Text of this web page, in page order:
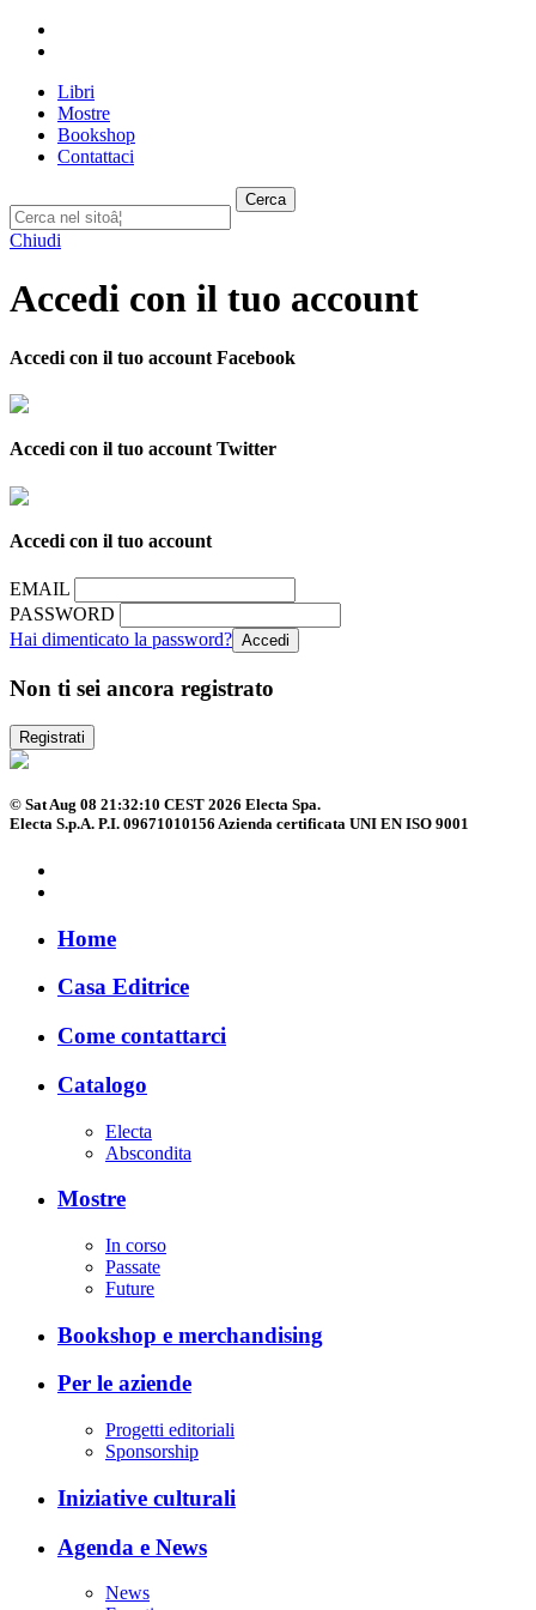
Libri
Mostre
Bookshop
Contattaci
Cerca
Chiudi
Accedi con il tuo account
Accedi con il tuo account Facebook
Accedi con il tuo account Twitter
Accedi con il tuo account
EMAIL
PASSWORD
Hai dimenticato la password?
Non ti sei ancora registrato
Registrati
© Sat Aug 08 21:32:10 CEST 2026 Electa Spa.
Electa S.p.A. P.I. 09671010156 Azienda certificata UNI EN ISO 9001
Home
Casa Editrice
Come contattarci
Catalogo
Electa
Abscondita
Mostre
In corso
Passate
Future
Bookshop e merchandising
Per le aziende
Progetti editoriali
Sponsorship
Iniziative culturali
Agenda e News
News